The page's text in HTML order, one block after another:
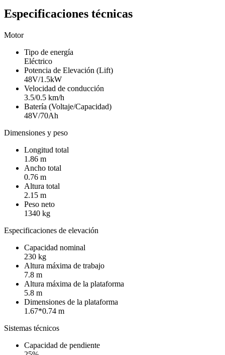
Especificaciones técnicas
Motor
Tipo de energía
Eléctrico
Potencia de Elevación (Lift)
48V/1.5kW
Velocidad de conducción
3.5/0.5 km/h
Batería (Voltaje/Capacidad)
48V/70Ah
Dimensiones y peso
Longitud total
1.86 m
Ancho total
0.76 m
Altura total
2.15 m
Peso neto
1340 kg
Especificaciones de elevación
Capacidad nominal
230 kg
Altura máxima de trabajo
7.8 m
Altura máxima de la plataforma
5.8 m
Dimensiones de la plataforma
1.67*0.74 m
Sistemas técnicos
Capacidad de pendiente